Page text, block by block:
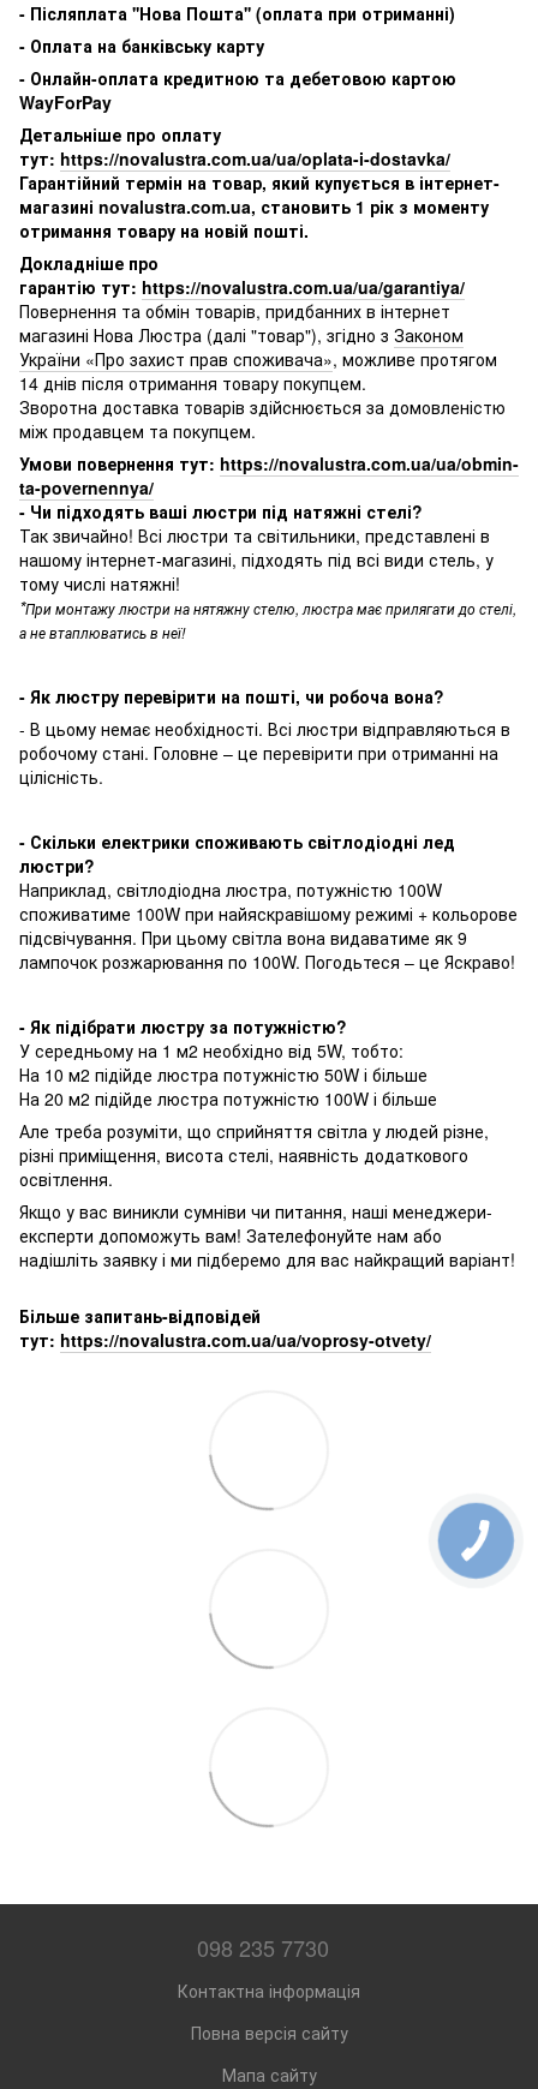
- Післяплата ''Нова Пошта'' (оплата при отриманні)
- Оплата на банківську карту
- Онлайн-оплата кредитною та дебетовою картою
WayForPay
Детальніше про оплату
тут: https://novalustra.com.ua/ua/oplata-i-dostavka/
Гарантійний термін на товар, який купується в інтернет-
магазині novalustra.com.ua, становить 1 рік з моменту
отримання товару на новій пошті.
Докладніше про
гарантію тут: https://novalustra.com.ua/ua/garantiya/
Повернення та обмін товарів, придбанних в інтернет
магазині Нова Люстра (далі "товар"), згідно з Законом
України «Про захист прав споживача», можливе протягом
14 днів після отримання товару покупцем.
Зворотна доставка товарів здійснюється за домовленістю
між продавцем та покупцем.
Умови повернення тут: https://novalustra.com.ua/ua/obmin-
ta-povernennya/
- Чи підходять ваші люстри під натяжні стелі?
Так звичайно! Всі люстри та світильники, представлені в
нашому інтернет-магазині, підходять під всі види стель, у
тому числі натяжні!
*При монтажу люстри на нятяжну стелю, люстра має прилягати до стелі,
а не втаплюватись в неї!
- Як люстру перевірити на пошті, чи робоча вона?
- В цьому немає необхідності. Всі люстри відправляються в
робочому стані. Головне – це перевірити при отриманні на
цілісність.
- Скільки електрики споживають світлодіодні лед
люстри?
Наприклад, світлодіодна люстра, потужністю 100W
споживатиме 100W при найяскравішому режимі + кольорове
підсвічування. При цьому світла вона видаватиме як 9
лампочок розжарювання по 100W. Погодьтеся – це Яскраво!
- Як підібрати люстру за потужністю?
У середньому на 1 м2 необхідно від 5W, тобто:
На 10 м2 підійде люстра потужністю 50W і більше
На 20 м2 підійде люстра потужністю 100W і більше
Але треба розуміти, що сприйняття світла у людей різне,
різні приміщення, висота стелі, наявність додаткового
освітлення.
Якщо у вас виникли сумніви чи питання, наші менеджери-
експерти допоможуть вам! Зателефонуйте нам або
надішліть заявку і ми підберемо для вас найкращий варіант!
Більше запитань-відповідей
тут: https://novalustra.com.ua/ua/voprosy-otvety/
098 235 7730
Контактна інформація
Повна версія сайту
Мапа сайту